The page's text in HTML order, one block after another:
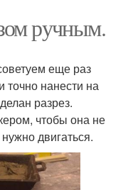
ручным.
еще раз
нанести на
разрез.
чтобы она не
двигаться.